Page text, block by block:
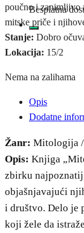
Besplatna
poučno i zanimljivo
mitske priče i
Stanje: Dobro
Lokacija: 15/2
Nema na zalihama
Opis
Dodatne
Žanr: Mitologija
Opis: Knjiga
zbirku
objašnjavajući
i društvo. Delo je
koji žele da